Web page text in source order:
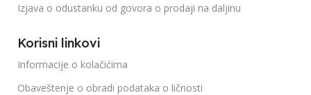
Izjava o odustanku od govora o prodaji na daljinu
Korisni linkovi
Informacije o kolačićima
Obaveštenje o obradi podataka o ličnosti